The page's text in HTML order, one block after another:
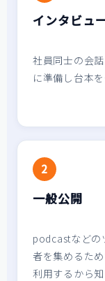
インタビュ
社員同士の会
に準備し台本
2
一般公開
podcastなどの
者を集めるた
利用するから